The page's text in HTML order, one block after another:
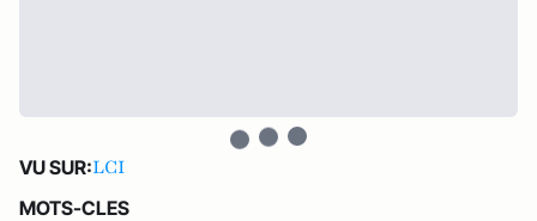
VU SUR:LCI
MOTS-CLES